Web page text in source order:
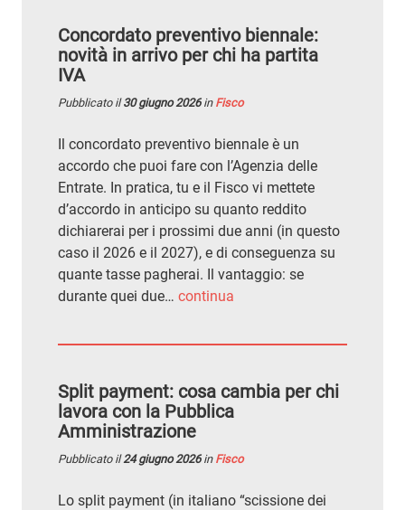
Concordato preventivo biennale:
novità in arrivo per chi ha partita
IVA
Pubblicato il30 giugno 2026in Fisco
Il concordato preventivo biennale è un
accordo che puoi fare con l’Agenzia delle
Entrate. In pratica, tu e il Fisco vi mettete
d’accordo in anticipo su quanto reddito
dichiarerai per i prossimi due anni (in questo
caso il 2026 e il 2027), e di conseguenza su
quante tasse pagherai. Il vantaggio: se
durante quei due… continua
Split payment: cosa cambia per chi
lavora con la Pubblica
Amministrazione
Pubblicato il24 giugno 2026in Fisco
Lo split payment (in italiano “scissione dei